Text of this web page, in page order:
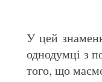
У цей
однодумці з
того, що